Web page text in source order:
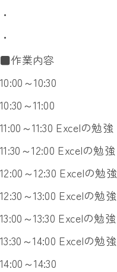
・
・
■作業内容
10:00～10:30
10:30～11:00
11:00～11:30 Excelの勉強
11:30～12:00 Excelの勉強
12:00～12:30 Excelの勉強
12:30～13:00 Excelの勉強
13:00～13:30 Excelの勉強
13:30～14:00 Excelの勉強
14:00～14:30